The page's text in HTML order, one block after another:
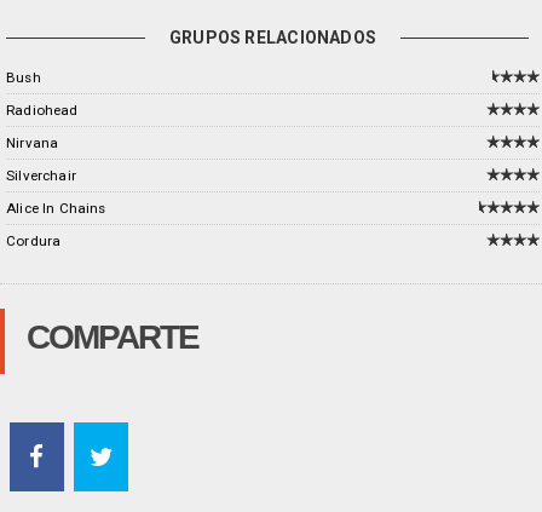
GRUPOS RELACIONADOS
Bush
Radiohead
Nirvana
Silverchair
Alice In Chains
Cordura
COMPARTE